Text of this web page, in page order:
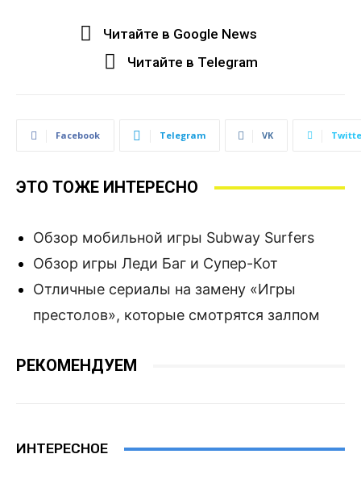
Читайте в Google News
Читайте в Telegram
Facebook Telegram VK
ЭТО ТОЖЕ ИНТЕРЕСНО
Обзор мобильной игры Subway Surfers
Обзор игры Леди Баг и Супер-Кот
Отличные сериалы на замену «Игры
престолов», которые смотрятся залпом
РЕКОМЕНДУЕМ
ИНТЕРЕСНОЕ